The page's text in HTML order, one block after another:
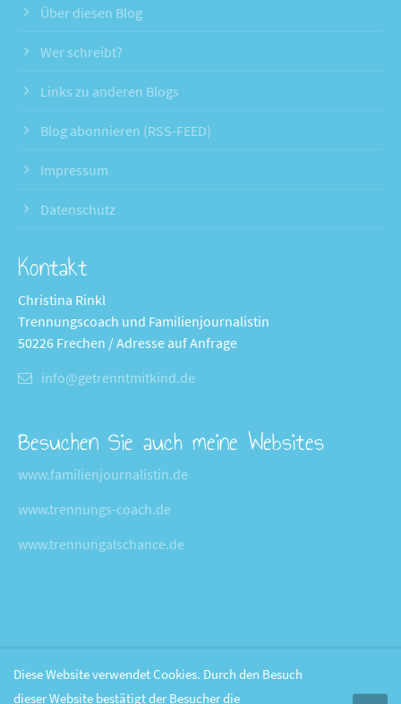
Über diesen Blog
Wer schreibt?
Links zu anderen Blogs
Blog abonnieren (RSS-FEED)
Impressum
Datenschutz
Kontakt
Christina Rinkl
Trennungscoach und Familienjournalistin
50226 Frechen / Adresse auf Anfrage
info@getrenntmitkind.de
Besuchen Sie auch meine Websites
www.familienjournalistin.de
www.trennungs-coach.de
www.trennungalschance.de
Diese Website verwendet Cookies. Durch den Besuch
dieser Website bestätigt der Besucher die